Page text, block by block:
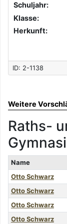
Schuljahr:
Klasse:
Herkunft:
ID: 2-1138
Weitere
Raths-
Name
Otto Schwarz
Otto Schwarz
Otto Schwarz
Otto Schwarz